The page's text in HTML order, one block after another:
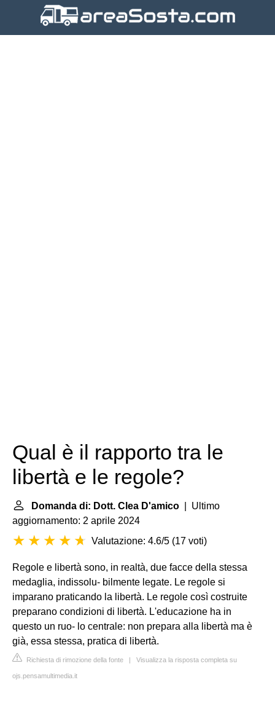
Qual è il rapporto tra le
libertà e le regole?
Domanda di: Dott. Clea D'amico | Ultimo
aggiornamento: 2 aprile 2024
Valutazione: 4.6/5 (17 voti)
Regole e libertà sono, in realtà, due facce della stessa
medaglia, indissolu- bilmente legate. Le regole si
imparano praticando la libertà. Le regole così costruite
preparano condizioni di libertà. L'educazione ha in
questo un ruo- lo centrale: non prepara alla libertà ma è
già, essa stessa, pratica di libertà.
Richiesta di rimozione della fonte | Visualizza la risposta completa su
ojs.pensamultimedia.it